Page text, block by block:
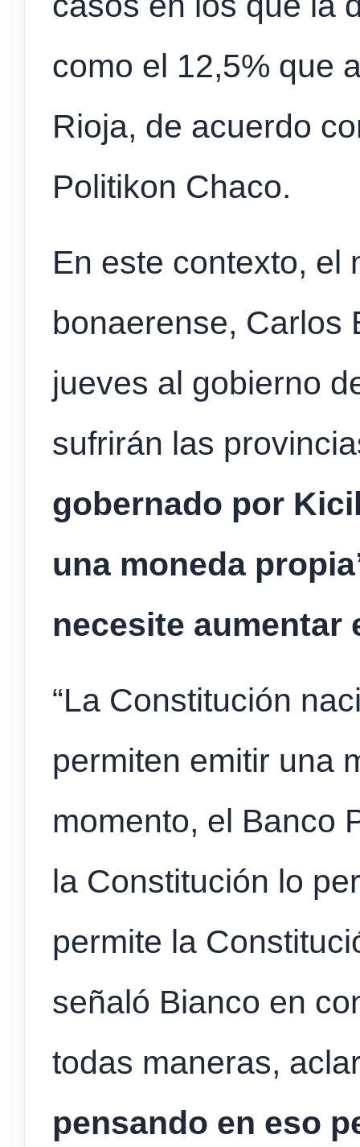
como el 12,5% que
Rioja, de acuerdo
Politikon Chaco.
En este contexto, el
bonaerense, Carlos
jueves al gobierno
sufrirán las
gobernado por
una moneda
necesite aumentar
“La Constitución
permiten emitir una
momento, el Banco
la Constitución lo
permite la
señaló Bianco en
todas maneras,
pensando en eso